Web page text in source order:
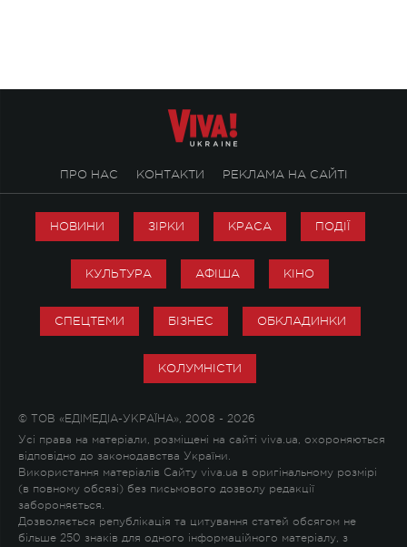
ПРО НАС КОНТАКТИ РЕКЛАМА НА САЙТІ
НОВИНИ ЗІРКИ КРАСА ПОДІЇ
КУЛЬТУРА АФІША КІНО
СПЕЦТЕМИ БІЗНЕС ОБКЛАДИНКИ
КОЛУМНІСТИ
© ТОВ «ЕДІМЕДІА-УКРАЇНА», 2008 - 2026
Усі права на матеріали, розміщені на сайті viva.ua, охороняються
відповідно до законодавства України.
Використання матеріалів Сайту viva.ua в оригінальному розмірі
(в повному обсязі) без письмового дозволу редакції
забороняється.
Дозволяється републікація та цитування статей обсягом не
більше 250 знаків для одного інформаційного матеріалу, з